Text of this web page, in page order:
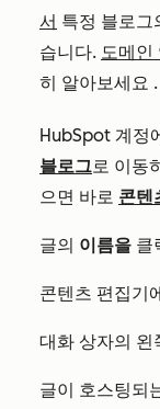
서 특정 블로그
습니다. 도메인
히 알아보세요 .
HubSpot 계정
블로그로 이동
으면 바로 콘텐
글의 이름을 클
콘텐츠 편집기
대화 상자의 왼
글이 호스팅되